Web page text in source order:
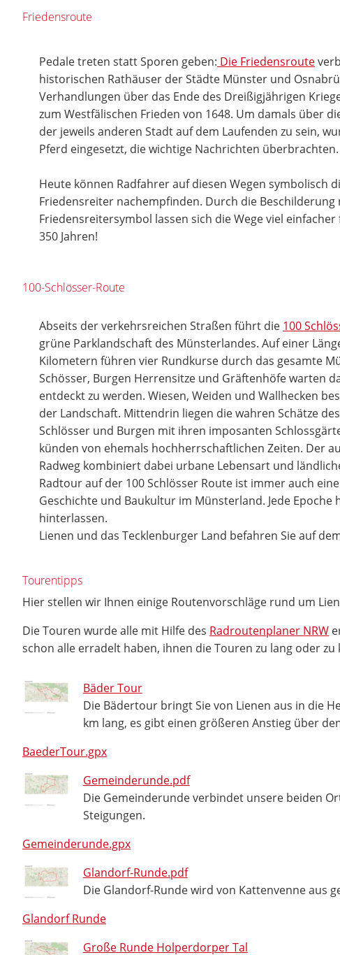
Friedensroute
Pedale treten statt Sporen geben: Die Friedensroute
historischen Rathäuser der Städte Münster und
Verhandlungen über das Ende des Dreißigjährigen
zum Westfälischen Frieden von 1648. Um damals über
der jeweils anderen Stadt auf dem Laufenden zu sein,
Pferd eingesetzt, die wichtige Nachrichten überbrachten.
Heute können Radfahrer auf diesen Wegen symbolisch
Friedensreiter nachempfinden. Durch die Beschilderung
Friedensreitersymbol lassen sich die Wege viel
350 Jahren!
100-Schlösser-Route
Abseits der verkehrsreichen Straßen führt die 100
grüne Parklandschaft des Münsterlandes. Auf einer
Kilometern führen vier Rundkurse durch das gesamte
Schösser, Burgen Herrensitze und Gräftenhöfe warten
entdeckt zu werden. Wiesen, Weiden und Wallhecken
der Landschaft. Mittendrin liegen die wahren Schätze
Schlösser und Burgen mit ihren imposanten
künden von ehemals hochherrschaftlichen Zeiten. Der
Radweg kombiniert dabei urbane Lebensart und
Radtour auf der 100 Schlösser Route ist immer auch
Geschichte und Baukultur im Münsterland. Jede Epoche
hinterlassen.
Lienen und das Tecklenburger Land befahren Sie auf
Tourentipps
Hier stellen wir Ihnen einige Routenvorschläge rund um
Die Touren wurde alle mit Hilfe des Radroutenplaner NRW
schon alle erradelt haben, ihnen die Touren zu lang oder
Bäder Tour
Die Bädertour bringt Sie von Lienen aus in die
km lang, es gibt einen größeren Anstieg über
BaederTour.gpx
Gemeinderunde.pdf
Die Gemeinderunde verbindet unsere beiden
Steigungen.
Gemeinderunde.gpx
Glandorf-Runde.pdf
Die Glandorf-Runde wird von Kattenvenne aus
Glandorf Runde
Große Runde Holperdorper Tal